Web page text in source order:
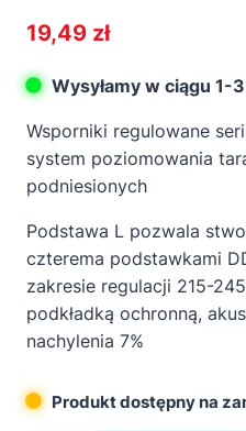
19,49 zł
Wysyłamy w ciągu 1-
Wsporniki regulowane
system poziomowania
podniesionych
Podstawa L pozwala
czterema podstawkami
zakresie regulacji 215-
podkładką ochronną,
nachylenia 7%
Produkt dostępny na